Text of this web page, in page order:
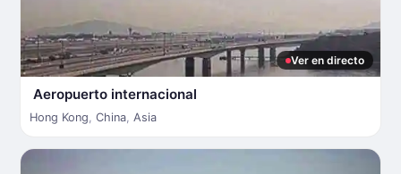
Ver en directo
Aeropuerto internacional
Hong Kong, China, Asia